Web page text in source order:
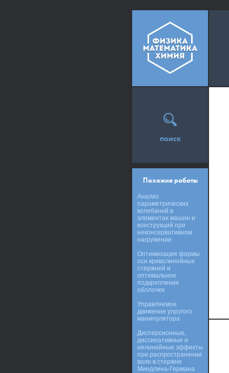
поиск
Похожие работы
Анализ
параметрических
колебаний в
элементах машин и
конструкций при
неконсервативном
нагружении
Оптимизация формы
оси криволинейных
стержней и
оптимальное
подкрепление
оболочек
Управляемое
движение упругого
манипулятора
Дисперсионные,
диссипативные и
нелинейные эффекты
при распространении
волн в стержне
Миндлина-Германа